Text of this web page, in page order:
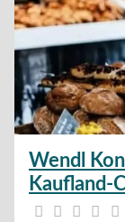
Wendl
Kaufland-